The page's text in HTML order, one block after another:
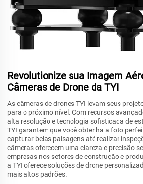
Revolutionize sua Imagem
Câmeras de Drone da TYI
As câmeras de drones TYI levam seus
para o próximo nível. Com recursos
alta resolução e tecnologia sofisticada de
TYI garantem que você obtenha a foto
capturar belas paisagens até realizar
câmeras oferecem uma clareza e precisão
empresas nos setores de construção e
a TYI oferece soluções de drone
mais altos padrões.